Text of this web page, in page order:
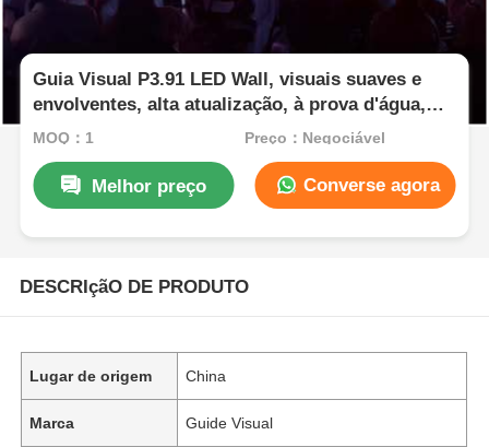
Guia Visual P3.91 LED Wall, visuais suaves e
envolventes, alta atualização, à prova d'água,
construído para impacto no palco
MOQ：1 Preço：Negociável
Melhor preço Converse agora
DESCRIçãO DE PRODUTO
Lugar de origem China
Marca Guide Visual